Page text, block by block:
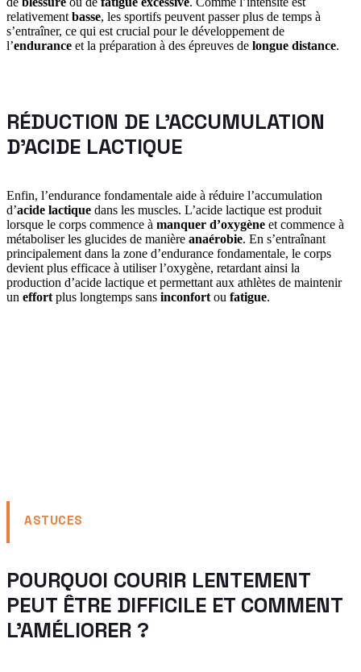
relativement basse, les sportifs peuvent passer plus de temps à
s’entraîner, ce qui est crucial pour le développement de
l’endurance et la préparation à des épreuves de longue distance.
RÉDUCTION DE L’ACCUMULATION
D’ACIDE LACTIQUE
Enfin, l’endurance fondamentale aide à réduire l’accumulation
d’acide lactique dans les muscles. L’acide lactique est produit
lorsque le corps commence à manquer d’oxygène et commence à
métaboliser les glucides de manière anaérobie. En s’entraînant
principalement dans la zone d’endurance fondamentale, le corps
devient plus efficace à utiliser l’oxygène, retardant ainsi la
production d’acide lactique et permettant aux athlètes de maintenir
un effort plus longtemps sans inconfort ou fatigue.
ASTUCES
POURQUOI COURIR LENTEMENT
PEUT ÊTRE DIFFICILE ET COMMENT
L’AMÉLIORER ?